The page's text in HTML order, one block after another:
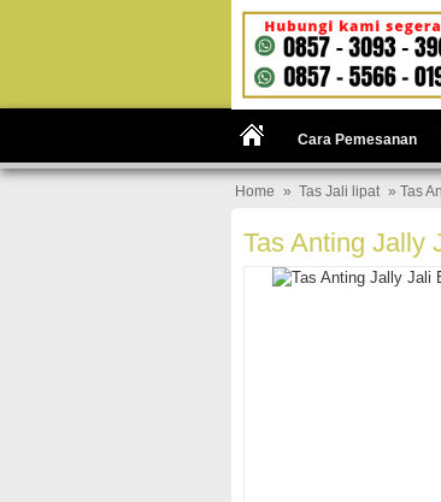
Cara Pemesanan
Home » Tas Jali lipat » Tas
Tas Anting Jally